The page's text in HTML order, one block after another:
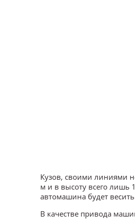
Кузов, своими линиями
м и в высоту всего лишь
автомашина будет
В качестве привода